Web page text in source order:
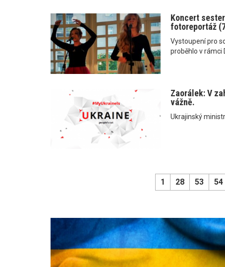
Koncert
fotoreportáž
Vystoupení pro
proběhlo v rámci
Zaorálek: V
vážně.
Ukrajinský
1 28 53 54